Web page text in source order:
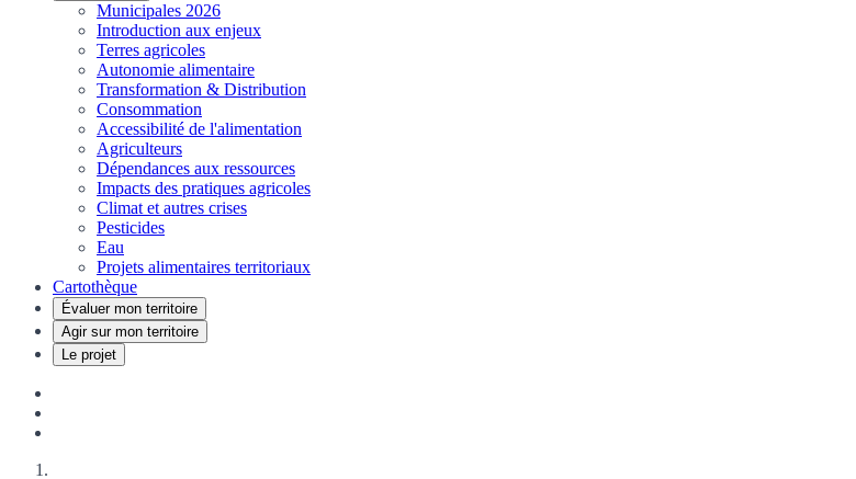
Municipales 2026
Introduction aux enjeux
Terres agricoles
Autonomie alimentaire
Transformation & Distribution
Consommation
Accessibilité de l'alimentation
Agriculteurs
Dépendances aux ressources
Impacts des pratiques agricoles
Climat et autres crises
Pesticides
Eau
Projets alimentaires territoriaux
Cartothèque
Évaluer mon territoire
Agir sur mon territoire
Le projet